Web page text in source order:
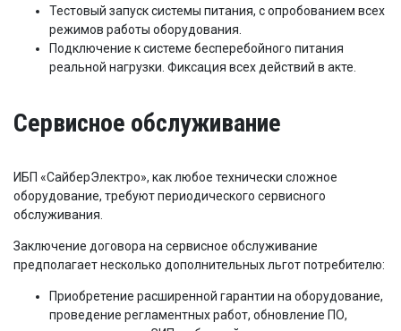
Тестовый запуск системы питания, с опробованием всех
режимов работы оборудования.
Подключение к системе бесперебойного питания
реальной нагрузки. Фиксация всех действий в акте.
Сервисное обслуживание
ИБП «СайберЭлектро», как любое технически сложное
оборудование, требуют периодического сервисного
обслуживания.
Заключение договора на сервисное обслуживание
предполагает несколько дополнительных льгот потребителю:
Приобретение расширенной гарантии на оборудование,
проведение регламентных работ, обновление ПО,